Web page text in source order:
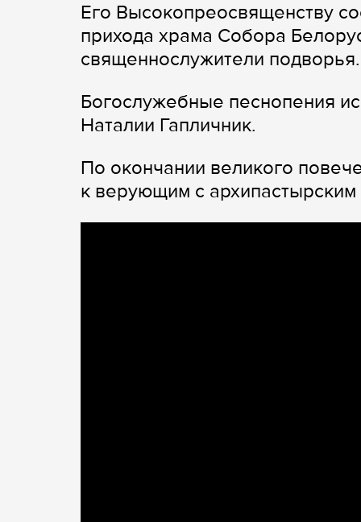
Его Высокопреосвященству
прихода храма Собора
священнослужители подворья.
Богослужебные песнопения
Наталии Гапличник.
По окончании великого
к верующим с